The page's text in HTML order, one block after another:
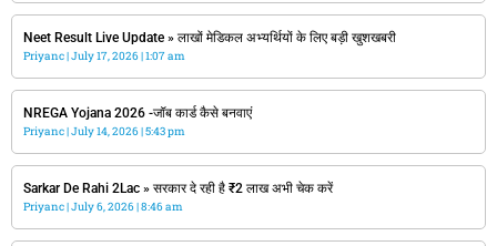
Neet Result Live Update » लाखों मेडिकल अभ्यर्थियों के लिए बड़ी खुशखबरी
Priyanc July 17, 2026 1:07 am
NREGA Yojana 2026 -जॉब कार्ड कैसे बनवाएं
Priyanc July 14, 2026 5:43 pm
Sarkar De Rahi 2Lac » सरकार दे रही है ₹2 लाख अभी चेक करें
Priyanc July 6, 2026 8:46 am